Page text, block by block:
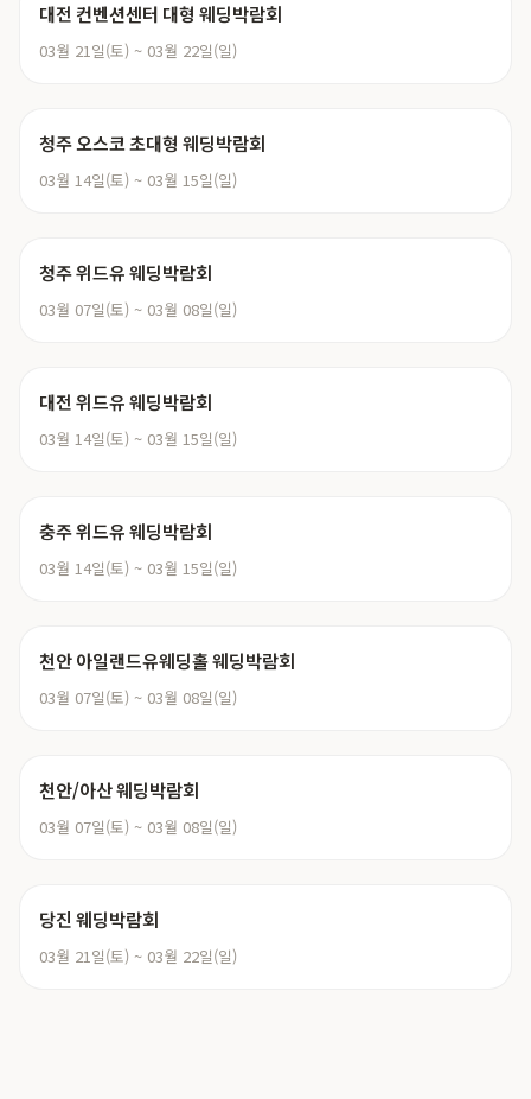
대전 컨벤션센터 대형 웨딩박람회
03월 21일(토) ~ 03월 22일(일)
청주 오스코 초대형 웨딩박람회
03월 14일(토) ~ 03월 15일(일)
청주 위드유 웨딩박람회
03월 07일(토) ~ 03월 08일(일)
대전 위드유 웨딩박람회
03월 14일(토) ~ 03월 15일(일)
충주 위드유 웨딩박람회
03월 14일(토) ~ 03월 15일(일)
천안 아일랜드유웨딩홀 웨딩박람회
03월 07일(토) ~ 03월 08일(일)
천안/아산 웨딩박람회
03월 07일(토) ~ 03월 08일(일)
당진 웨딩박람회
03월 21일(토) ~ 03월 22일(일)